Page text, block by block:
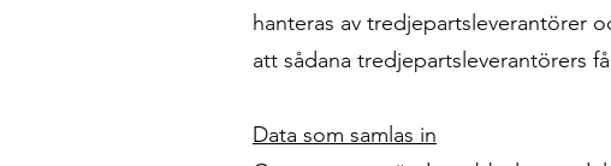
hanteras av tredjepartsleverantörer
att sådana tredjepartsleverantörers
Data som samlas in